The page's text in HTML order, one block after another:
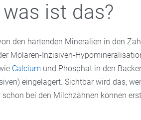
ist das?
den härtenden Mineralien in den
Molaren-Inzisiven-
Calcium und Phosphat in den
eingelagert. Sichtbar wird das,
bei den Milchzähnen können